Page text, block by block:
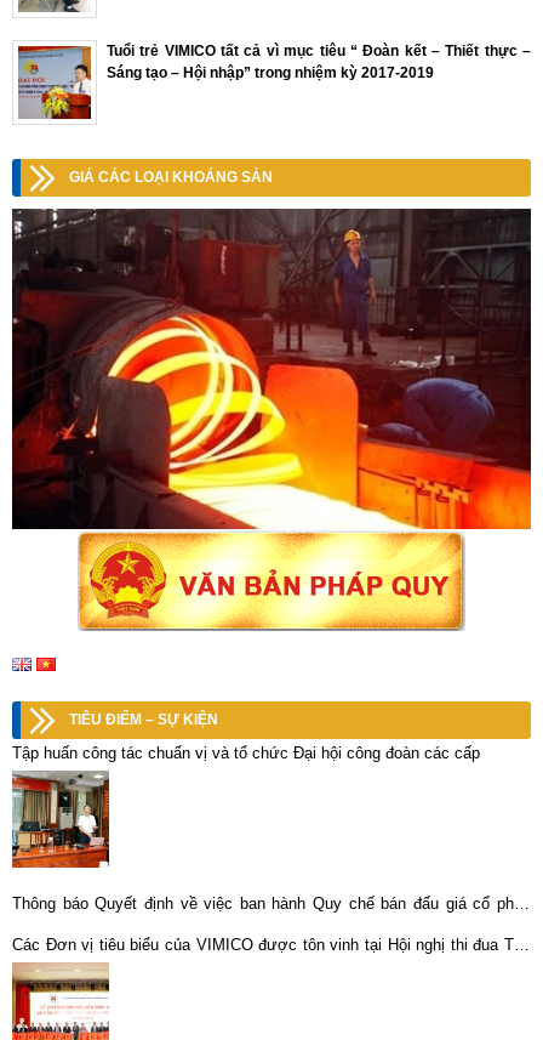
Tuổi trẻ VIMICO tất cả vì mục tiêu “ Đoàn kết – Thiết thực –
Sáng tạo – Hội nhập” trong nhiệm kỳ 2017-2019
GIÁ CÁC LOẠI KHOÁNG SẢN
TIÊU ĐIỂM – SỰ KIỆN
Tập huấn công tác chuẩn vị và tổ chức Đại hội công đoàn các cấp
Thông báo Quyết định về việc ban hành Quy chế bán đấu giá cổ phần
Các Đơn vị tiêu biểu của VIMICO được tôn vinh tại Hội nghị thi đua Tập
Đoàn CN Than – Khoáng sản Việt Nam